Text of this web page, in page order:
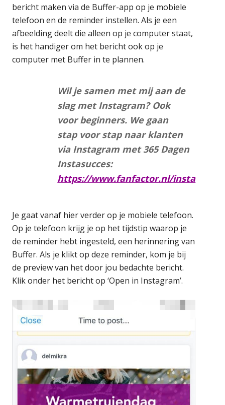
bericht maken via de Buffer-app op je mobiele
telefoon en de reminder instellen. Als je een
afbeelding deelt die alleen op je computer staat,
is het handiger om het bericht ook op je
computer met Buffer in te plannen.
Wil je samen met mij aan de
slag met Instagram? Ook
voor beginners. We gaan
stap voor stap naar klanten
via Instagram met 365 Dagen
Instasucces:
https://www.fanfactor.nl/insta
Je gaat vanaf hier verder op je mobiele telefoon.
Op je telefoon krijg je op het tijdstip waarop je
de reminder hebt ingesteld, een herinnering van
Buffer. Als je klikt op deze reminder, kom je bij
de preview van het door jou bedachte bericht.
Klik onder het bericht op ‘Open in Instagram’.